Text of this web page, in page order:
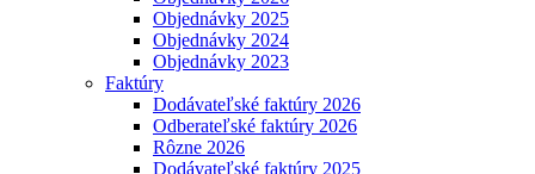
Objednávky 2025
Objednávky 2024
Objednávky 2023
Faktúry
Dodávateľské faktúry 2026
Odberateľské faktúry 2026
Rôzne 2026
Dodávateľské faktúry 2025